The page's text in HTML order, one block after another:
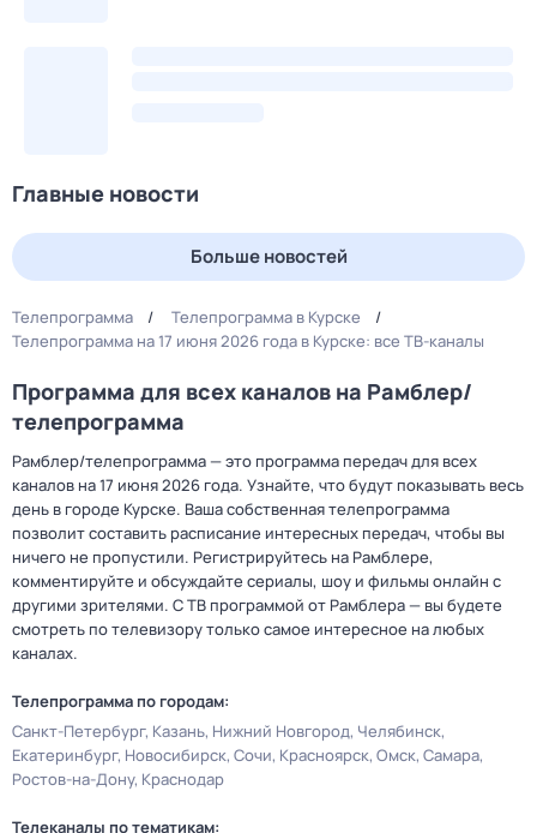
Главные новости
Больше новостей
Телепрограмма
Телепрограмма в Курске
Телепрограмма на 17 июня 2026 года в Курске: все ТВ-каналы
Программа для всех каналов на Рамблер/
телепрограмма
Рамблер/телепрограмма — это программа передач для всех
каналов на 17 июня 2026 года. Узнайте, что будут показывать весь
день в городе Курске. Ваша собственная телепрограмма
позволит составить расписание интересных передач, чтобы вы
ничего не пропустили. Регистрируйтесь на Рамблере,
комментируйте и обсуждайте сериалы, шоу и фильмы онлайн с
другими зрителями. С ТВ программой от Рамблера — вы будете
смотреть по телевизору только самое интересное на любых
каналах.
Телепрограмма по городам:
Санкт-Петербург Казань Нижний Новгород Челябинск
Екатеринбург Новосибирск Сочи Красноярск Омск Самара
Ростов-на-Дону Краснодар
Телеканалы по тематикам: